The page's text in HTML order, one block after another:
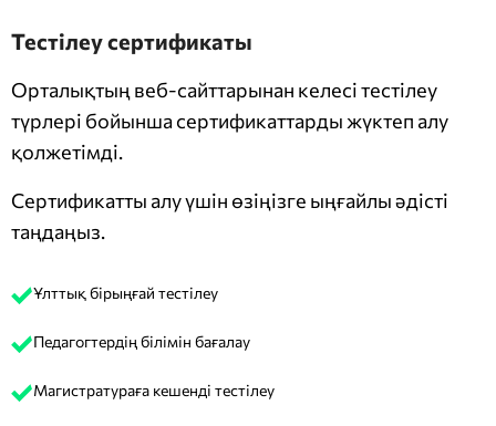
Тестілеу сертификаты
Орталықтың веб-сайттарынан келесі тестілеу
түрлері бойынша сертификаттарды жүктеп алу
қолжетімді.
Сертификатты алу үшін өзіңізге ыңғайлы әдісті
таңдаңыз.
Ұлттық бірыңғай тестілеу
Педагогтердің білімін бағалау
Магистратураға кешенді тестілеу